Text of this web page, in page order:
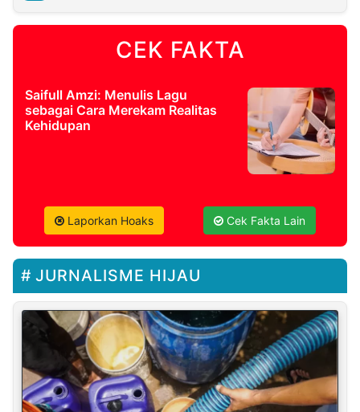
CEK FAKTA
Saifull Amzi: Menulis Lagu
sebagai Cara Merekam Realitas
Kehidupan
Laporkan Hoaks Cek Fakta Lain
JURNALISME HIJAU